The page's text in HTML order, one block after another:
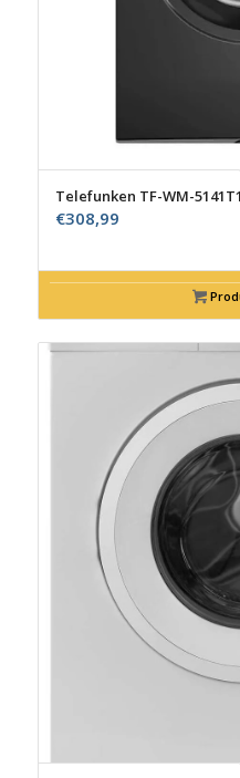
Telefunken TF-WM-
€308,99